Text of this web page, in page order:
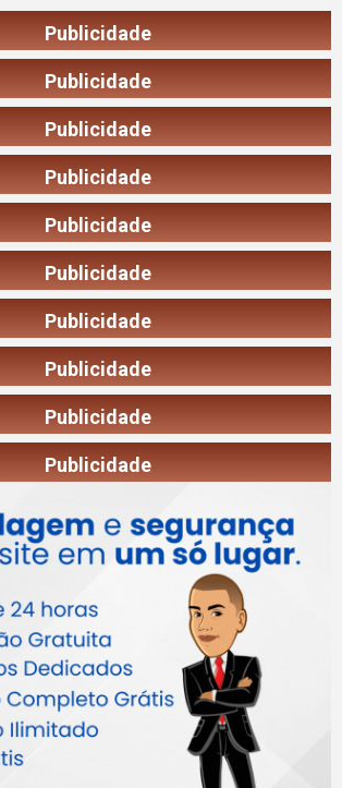
Publicidade
Publicidade
Publicidade
Publicidade
Publicidade
Publicidade
Publicidade
Publicidade
Publicidade
Publicidade